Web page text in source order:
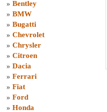
» Bentley
» BMW
» Bugatti
» Chevrolet
» Chrysler
» Citroen
» Dacia
» Ferrari
» Fiat
» Ford
» Honda